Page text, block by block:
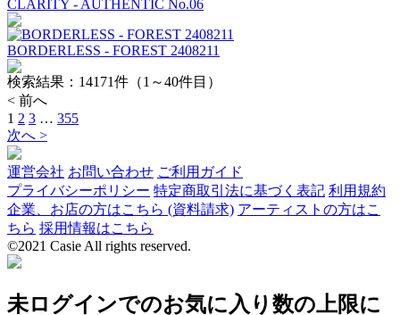
CLARITY - AUTHENTIC No.06
BORDERLESS - FOREST 2408211
検索結果： 14171件（1～40件目）
< 前へ
1 2 3 … 355
次へ >
運営会社 お問い合わせ ご利用ガイド
プライバシーポリシー 特定商取引法に基づく表記 利用規約
企業、お店の方はこちら (資料請求) アーティストの方はこ
ちら 採用情報はこちら
©2021 Casie All rights reserved.
未ログインでのお気に入り数の上限に